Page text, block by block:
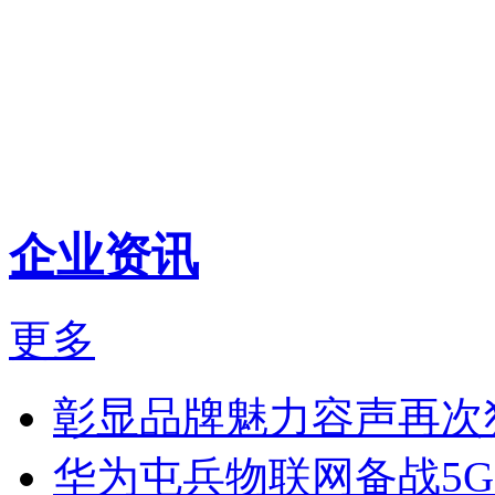
企业资讯
更多
彰显品牌魅力容声再
华为屯兵物联网备战